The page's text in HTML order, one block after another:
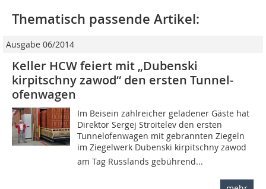
Thematisch passende Artikel:
Ausgabe 06/2014
Keller HCW feiert mit „Dubenski
kirpitschny zawod“ den ersten Tunnel­
ofenwagen
Im Beisein zahlreicher geladener Gäste hat
Direktor Sergej Stroitelev den ersten
Tunnelofenwagen mit gebrannten Ziegeln
im Ziegelwerk Dubenski kirpitschny zawod
am Tag Russlands gebührend...